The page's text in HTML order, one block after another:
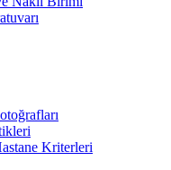
Kriterleri